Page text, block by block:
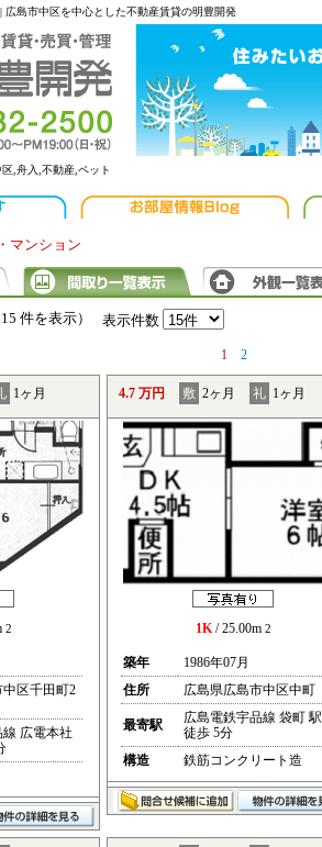
広島市中区を中心とした不動産賃貸の明豊開発
,舟入,不動産,ペット
マンション
件を表示） 表示件数
1 2
1ヶ月
2
区千田町2
広電本社
4.7 万円 敷 2ヶ月 礼 1ヶ月
1K/ 25.00m 2
築年
1986年07月
住所
広島県広島市中区中町
最寄駅
広島電鉄宇品線 袋町 駅
徒歩 5分
構造
鉄筋コンクリート造